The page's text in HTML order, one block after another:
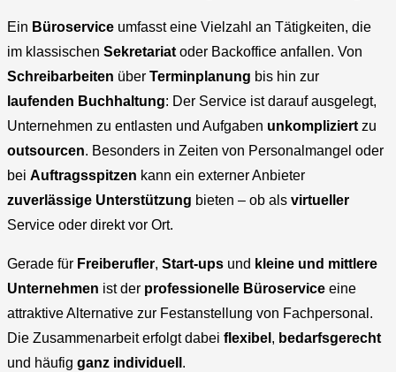
Ein Büroservice umfasst eine Vielzahl an Tätigkeiten, die
im klassischen Sekretariat oder Backoffice anfallen. Von
Schreibarbeiten über Terminplanung bis hin zur
laufenden Buchhaltung: Der Service ist darauf ausgelegt,
Unternehmen zu entlasten und Aufgaben unkompliziert zu
outsourcen. Besonders in Zeiten von Personalmangel oder
bei Auftragsspitzen kann ein externer Anbieter
zuverlässige Unterstützung bieten – ob als virtueller
Service oder direkt vor Ort.
Gerade für Freiberufler, Start-ups und kleine und mittlere
Unternehmen ist der professionelle Büroservice eine
attraktive Alternative zur Festanstellung von Fachpersonal.
Die Zusammenarbeit erfolgt dabei flexibel , bedarfsgerecht
und häufig ganz individuell .